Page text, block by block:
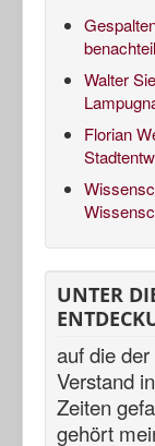
Walter
Florian
UNTER
auf die
Verstand
Zeiten
gehört